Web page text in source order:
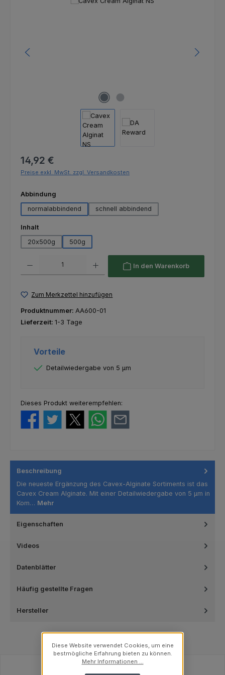
Regulärer Preis:
14,92 €
Preise exkl. MwSt. zzgl. Versandkosten
Abbindung
normalabbindend
schnell abbindend
Inhaltauswählen
20x500g
500g
In den Warenkorb
Zum Merkzettel hinzufügen
Produktnummer: AA600-01
Lieferzeit: 1-3 Tage
Vorteile
Detailwiedergabe von 5 μm
Dieses Produkt weiterempfehlen:
Beschreibung
Die neueste Ergänzung des Cavex-Alginate Sortiments ist das
Cavex Cream Alginate. Mit einer Detailwiedergabe von 5 μm in
Kom… Mehr
Eigenschaften
Videos
Datenblätter
Häufig gestellte Fragen
Hersteller
Diese Website verwendet Cookies, um eine
bestmögliche Erfahrung bieten zu können.
Mehr Informationen ...